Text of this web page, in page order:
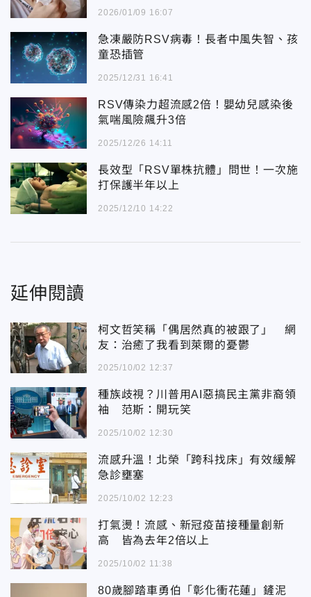
2026/01/09 16:07
急凍嚴防RSV病毒！長者中風失智、孩
童恐插管
2025/12/31 16:41
RSV傳染力超流感2倍！嬰幼兒感染後
氣喘風險飆升3倍
2025/12/26 14:11
長效型「RSV單株抗體」問世！一次施
打保護半年以上
2025/12/10 14:22
延伸閱讀
柯文哲笑稱「偶居然真的被跟了」 網
友：治癒了我看到萊爾的憂鬱
2025/10/02 12:37
種族歧視？川普用AI惡搞民主黨非裔領
袖 范斯：開玩笑
2025/10/02 12:30
流感升溫！北榮「跨科找床」有效緩解
急診壅塞
2025/10/02 12:23
打氣燙！流感、新冠疫苗接種量創新
高 皆為去年2倍以上
2025/10/02 11:38
80歲腳踏車勇伯「彰化衝花蓮」鏟泥